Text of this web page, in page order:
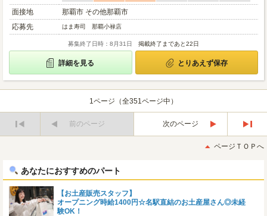
面接地
那覇市 その他那覇市
応募先
はま寿司 那覇小禄店
募集終了日時：8月31日 掲載終了まであと22日
詳細を見る とりあえず保存
1ページ（全351ページ中）
前のページ
次のページ
後
ページＴＯＰへ
あなたにおすすめのパート
【お土産販売スタッフ】
オープニング時給1400円☆名駅直結のお土産屋さん◎未経
験OK！